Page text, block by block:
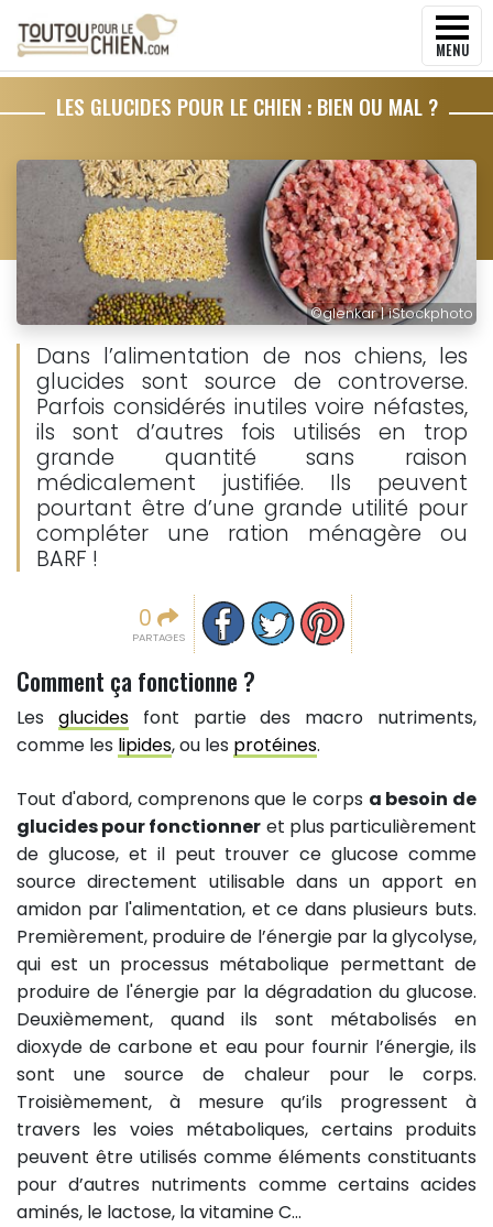
MENU
LES GLUCIDES POUR LE CHIEN : BIEN OU MAL ?
©glenkar | iStockphoto
Dans l’alimentation de nos chiens, les
glucides sont source de controverse.
Parfois considérés inutiles voire néfastes,
ils sont d’autres fois utilisés en trop
grande quantité sans raison
médicalement justifiée. Ils peuvent
pourtant être d’une grande utilité pour
compléter une ration ménagère ou
BARF !
0
PARTAGES
Partager sur facebook
Partager sur Twitter
Epingler sur Pinterest
Comment ça fonctionne ?
Les glucidesfont partie des macro nutriments,
comme les lipides, ou les protéines.
Tout d'abord, comprenons que le corps a besoin de
glucides pour fonctionner et plus particulièrement
de glucose, et il peut trouver ce glucose comme
source directement utilisable dans un apport en
amidon par l'alimentation, et ce dans plusieurs buts.
Premièrement, produire de l’énergie par la glycolyse,
qui est un processus métabolique permettant de
produire de l'énergie par la dégradation du glucose.
Deuxièmement, quand ils sont métabolisés en
dioxyde de carbone et eau pour fournir l’énergie, ils
sont une source de chaleur pour le corps.
Troisièmement, à mesure qu’ils progressent à
travers les voies métaboliques, certains produits
peuvent être utilisés comme éléments constituants
pour d’autres nutriments comme certains acides
aminés, le lactose, la vitamine C...